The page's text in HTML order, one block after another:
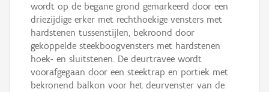
wordt op de begane grond gemarkeerd door een
driezijdige erker met rechthoekige vensters met
hardstenen tussenstijlen, bekroond door
gekoppelde steekboogvensters met hardstenen
hoek- en sluitstenen. De deurtravee wordt
voorafgegaan door een steektrap en portiek met
bekronend balkon voor het deurvenster van de